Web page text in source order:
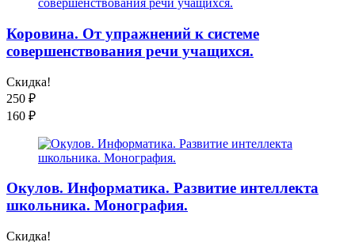
Коровина. От упражнений к системе
совершенствования речи учащихся.
Скидка!
250 ₽
160 ₽
Окулов. Информатика. Развитие интеллекта
школьника. Монография.
Скидка!